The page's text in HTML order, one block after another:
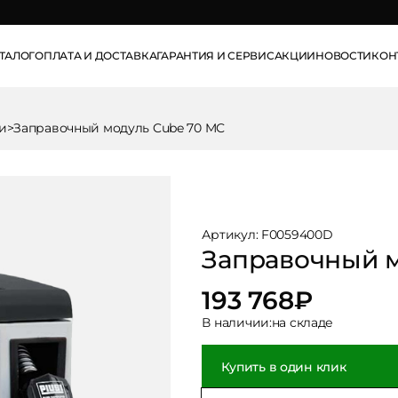
ОПЛАТА И ДОСТАВКАГАРАНТИЯ И СЕРВИСАКЦИИНОВОСТИ
>Заправочный модуль Cube 70 MС
Артикул: F0059400D
Заправочный
193 768₽
В наличии:на складе
Купить в один клик